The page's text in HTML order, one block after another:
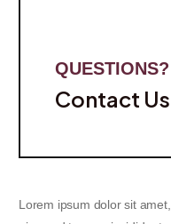
QUESTIONS?
Contact Us
Lorem ipsum dolor sit